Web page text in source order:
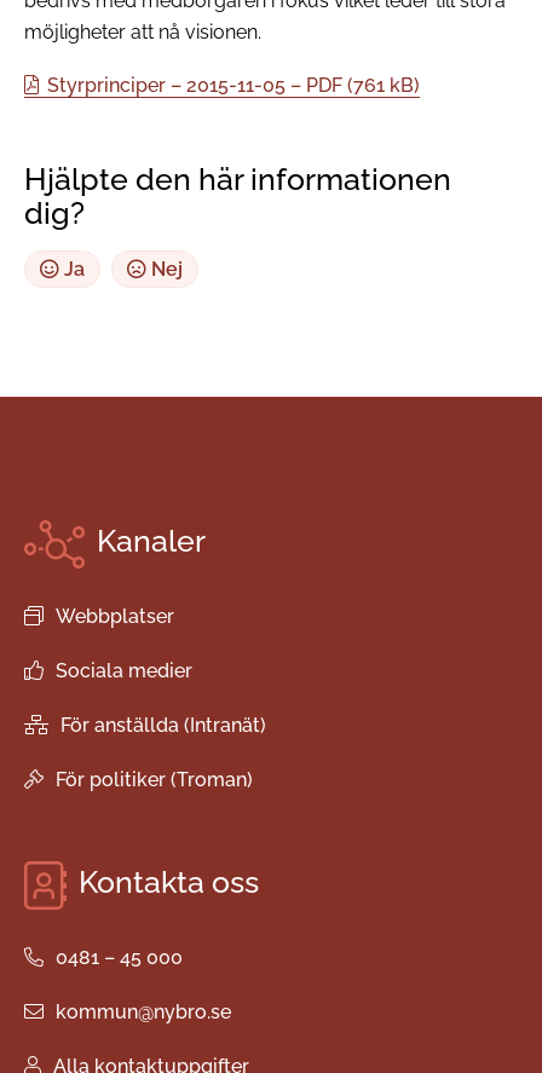
möjligheter att nå visionen.
Styrprinciper – 2015-11-05 – PDF (761 kB)
Hjälpte den här informationen
dig?
Ja Nej
Kanaler
Webbplatser
Sociala medier
För anställda (Intranät)
För politiker (Troman)
Kontakta oss
0481 – 45 000
kommun@nybro.se
Alla kontaktuppgifter